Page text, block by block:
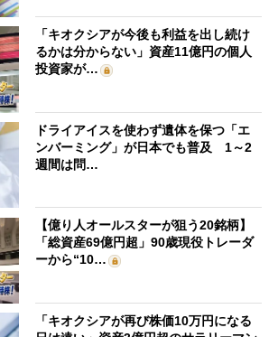
「キオクシアが今後も利益を出し続け
るかは分からない」資産11億円の個人
投資家が…
ドライアイスを使わず遺体を保つ「エ
ンバーミング」が日本でも普及 1～2
週間は問…
【億り人オールスターが狙う20銘柄】
「総資産69億円超」90歳現役トレーダ
ーから“10…
「キオクシアが再び株価10万円になる